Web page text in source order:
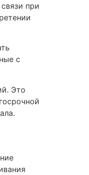
при
с
Это